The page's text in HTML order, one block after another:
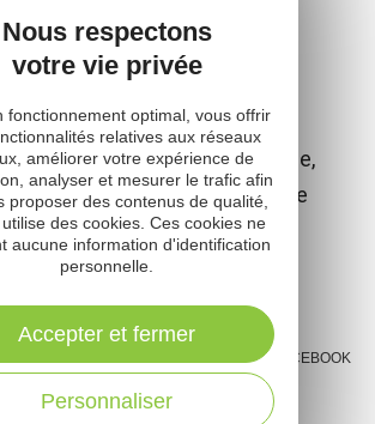
de Millau
ancienne ferme caussenarde,
l’endroit idéal pour explorer le
et plonger au cœur de
FACEBOOK
Nous respectons
votre vie privée
fonctionnement optimal, vous offrir
relatives aux réseaux
améliorer votre expérience de
analyser et mesurer le trafic afin
proposer des contenus de qualité,
des cookies. Ces cookies ne
aucune information d'identification
personnelle.
Personnaliser
Accepter et fermer